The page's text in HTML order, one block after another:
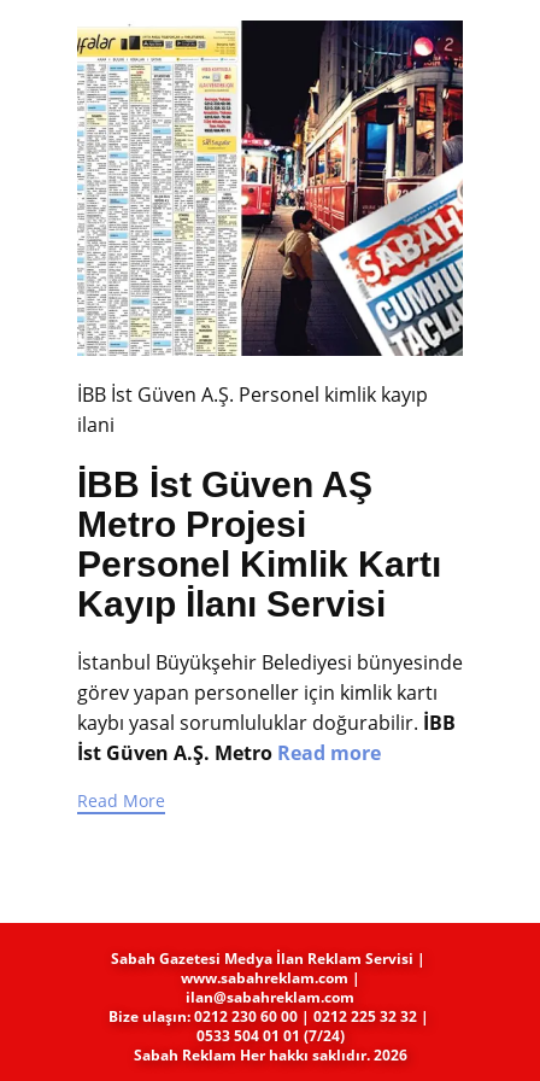
İBB İst Güven A.Ş. Personel kimlik kayıp
ilani
İBB İst Güven AŞ
Metro Projesi
Personel Kimlik Kartı
Kayıp İlanı Servisi
İstanbul Büyükşehir Belediyesi bünyesinde
görev yapan personeller için kimlik kartı
kaybı yasal sorumluluklar doğurabilir. İBB
İst Güven A.Ş. Metro Read more
Read More
Sabah Gazetesi Medya​ İlan Reklam Servisi |
www.sabahreklam.com |
ilan@sabahreklam.com
Bize ulaşın: 0212 230 60 00 | 0212 225 32 32 |
0533 504 01 01 (7/24)
Sabah Reklam Her hakkı saklıdır. 2026